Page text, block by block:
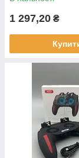
1 297,20 ₴